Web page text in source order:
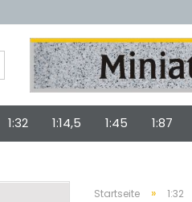
Suche...
1:32 1:14,5 1:45 1:87
Startseite » 1:32